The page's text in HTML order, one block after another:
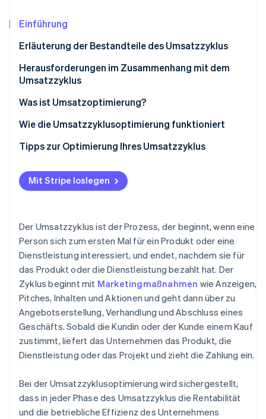
Atlas
Start-up-Gründung
Climate
Identity
Erfahren Sie, wie Stripe Lösungen für die
Jetzt ansehen
Stripe App-Marktplatz
Einführung
Erläuterung der Bestandteile des Umsatzzyklus
Herausforderungen im Zusammenhang mit dem
Umsatzzyklus
Leadgenerierung
Angebot und Verhandlung
Kundenauftragsabwicklung
Lieferung von Waren oder Dienstleistungen
Rechnungsstellung
Support und Beziehungsmanagement nach dem
Verkauf
Was ist Umsatzoptimierung?
Wie die Umsatzzyklusoptimierung funktioniert
Kundengewinnung und -bindung
Preise festlegen und Angebote erstellen
Bestellungen verwalten
Umsatz realisieren
Zahlungen einziehen
Analyse und Berichterstattung
Kontinuierliche Verbesserung
Tipps zur Optimierung Ihres Umsatzzyklus
Mit Stripe loslegen
Der Umsatzzyklus ist der Prozess, der beginnt, wenn eine
Person sich zum ersten Mal für ein Produkt oder eine
Dienstleistung interessiert, und endet, nachdem sie für
das Produkt oder die Dienstleistung bezahlt hat. Der
Zyklus beginnt mit Marketingmaßnahmen wie Anzeigen,
Pitches, Inhalten und Aktionen und geht dann über zu
Angebotserstellung, Verhandlung und Abschluss eines
Geschäfts. Sobald die Kundin oder der Kunde einem Kauf
zustimmt, liefert das Unternehmen das Produkt, die
Dienstleistung oder das Projekt und zieht die Zahlung ein.
Bei der Umsatzzyklusoptimierung wird sichergestellt,
dass in jeder Phase des Umsatzzyklus die Rentabilität
und die betriebliche Effizienz des Unternehmens